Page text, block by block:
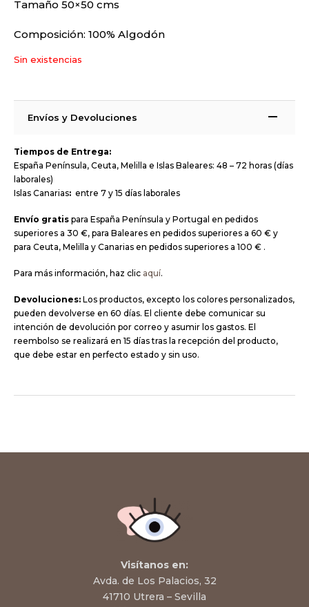
Tamaño 50×50 cms
Composición: 100% Algodón
Sin existencias
Envíos y Devoluciones
Tiempos de Entrega:
España Península, Ceuta, Melilla e Islas Baleares: 48 – 72 horas (días
laborales)
Islas Canarias: entre 7 y 15 días laborales
Envío gratis para España Península y Portugal en pedidos
superiores a 30 €, para Baleares en pedidos superiores a 60 € y
para Ceuta, Melilla y Canarias en pedidos superiores a 100 € .
Para más información, haz clic aquí.
Devoluciones: Los productos, excepto los colores personalizados,
pueden devolverse en 60 días. El cliente debe comunicar su
intención de devolución por correo y asumir los gastos. El
reembolso se realizará en 15 días tras la recepción del producto,
que debe estar en perfecto estado y sin uso.
Visítanos en:
Avda. de Los Palacios, 32
41710 Utrera – Sevilla